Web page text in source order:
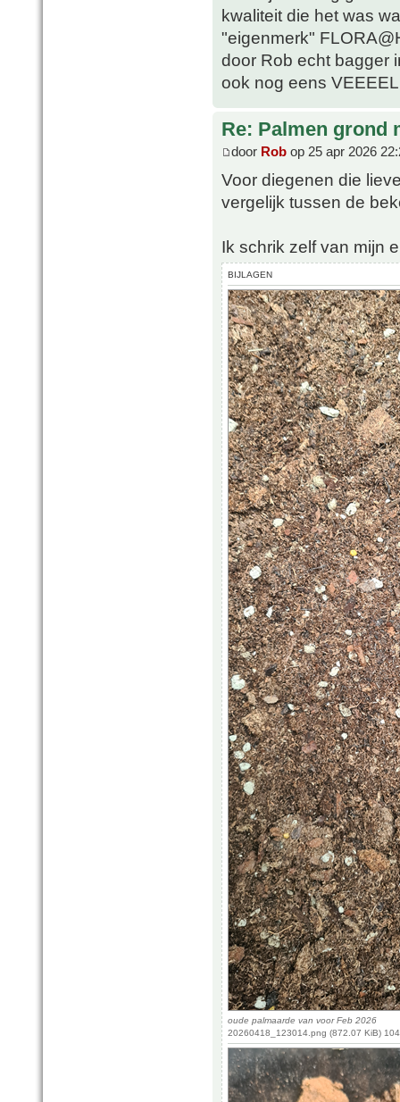
kwaliteit die het was
"eigenmerk"
door Rob echt bagger
ook nog eens
Re: Palmen grond
door Rob op 25 apr 2026
Voor diegenen die
vergelijk tussen de
Ik schrik zelf van mijn
BIJLAGEN
oude palmaarde van voor Feb 2026
20260418_123014.png (872.07 KiB)